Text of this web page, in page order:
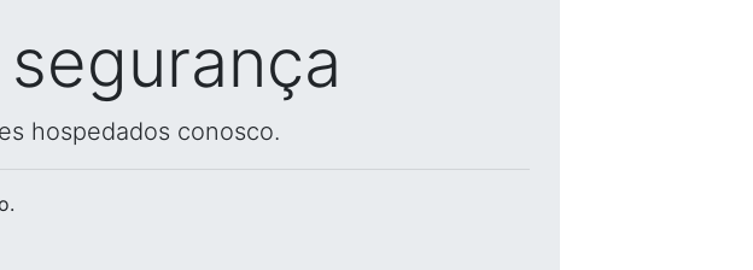
hospedados conosco.